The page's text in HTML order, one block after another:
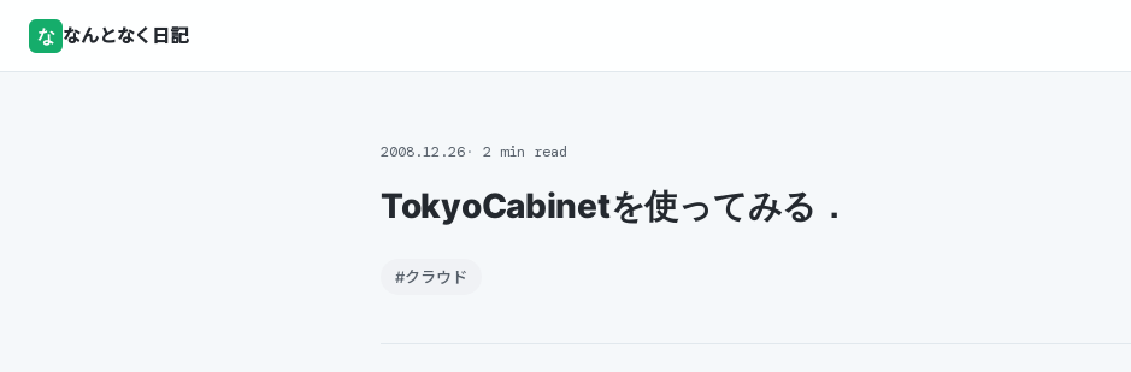
な なんとなく日記
2008.12.26 2 min read
TokyoCabinetを使ってみる．
#クラウド